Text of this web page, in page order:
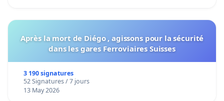
Après la mort de Diégo , agissons pour la sécurité
dans les gares Ferroviaires Suisses
3 190 signatures
52 Signatures / 7 jours
13 May 2026